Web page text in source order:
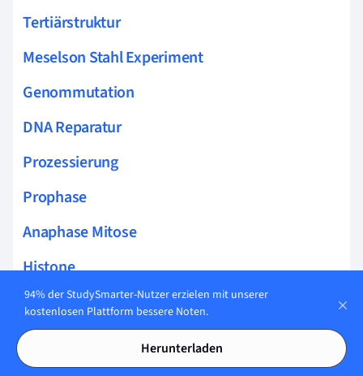
Tertiärstruktur
Meselson Stahl Experiment
Genommutation
DNA Reparatur
Prozessierung
Prophase
Anaphase Mitose
Histone
Nukleosom
Trisomie 21
94% der StudySmarter-Nutzer erzielen mit unserer
kostenlosen Plattform bessere Noten.
Herunterladen